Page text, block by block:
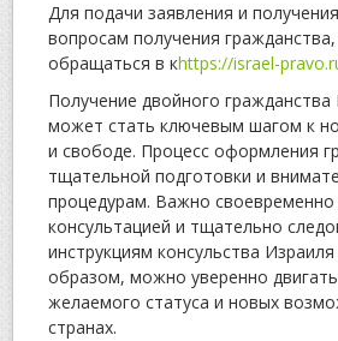
Для подачи заявления и
вопросам получения
обращаться в кhttps://israel-
Получение двойного гражданства
может стать ключевым шагом к
и свободе. Процесс оформления
тщательной подготовки и
процедурам. Важно
консультацией и тщательно
инструкциям консульства
образом, можно уверенно
желаемого статуса и новых
странах.